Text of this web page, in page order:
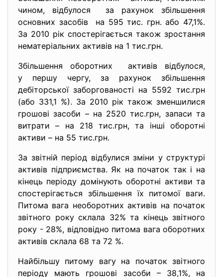
чином, відбулося за рахунок збільшення
основних засобів на 595 тис. грн. або 47,1%.
За 2010 рік спостерігається також зростання
нематеріальних активів на 1 тис.грн.
Збільшення оборотних активів відбулося,
у першу чергу, за рахунок збільшення
дебіторської заборгованості на 5592 тис.грн
(або 331,1 %). За 2010 рік також зменшилися
грошові засоби – на 2520 тис.грн, запаси та
витрати – на 218 тис.грн, та інші оборотні
активи – на 55 тис.грн.
За звітній період відбулися зміни у структурі
активів підприємства. Як на початок так і на
кінець періоду домінують оборотні активи та
спостерігається збільшення їх питомої ваги.
Питома вага необоротних активів на початок
звітного року склала 32% та кінець звітного
року - 28%, відповідно питома вага оборотних
активів склала 68 та 72 %.
Найбільшу питому вагу на початок звітного
періоду мають грошові засоби – 38,1%, на